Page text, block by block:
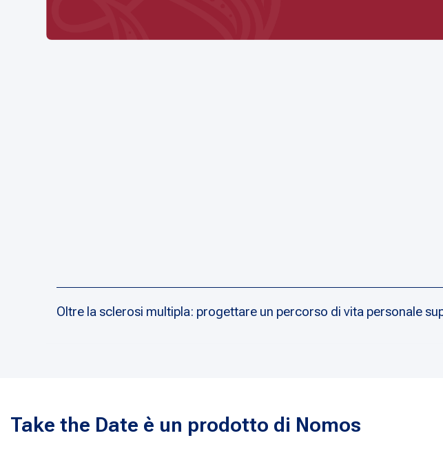
Oltre la sclerosi multipla: progettare un percorso di vita personale
Take the Date è un prodotto di Nomos